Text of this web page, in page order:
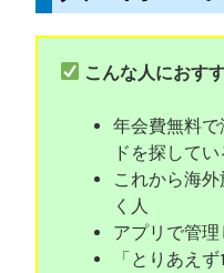
こんな人におす
年会費無料
ドを探してい
これから海
く人
アプリで管
「とりあえ